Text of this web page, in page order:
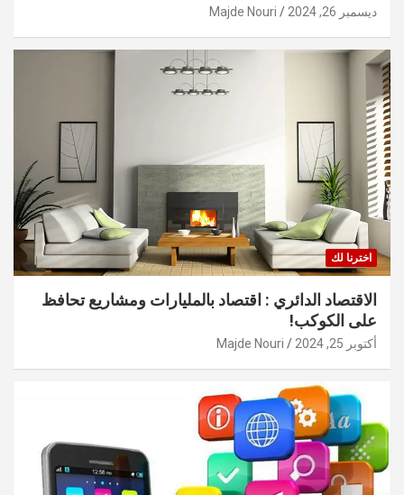
ديسمبر 26, 2024 Majde Nouri
اخترنا لك
الاقتصاد الدائري : اقتصاد بالمليارات ومشاريع تحافظ
على الكوكب!
أكتوبر 25, 2024 Majde Nouri